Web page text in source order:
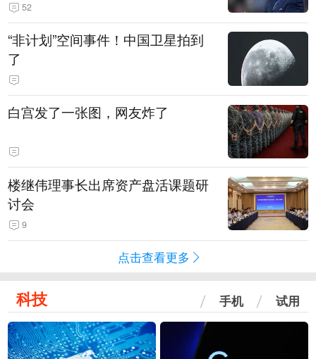
52
“非计划”空间事件！中国卫星拍到
了
白宫发了一张图，网友炸了
楼继伟理事长出席资产盘活课题研
讨会
9
点击查看更多
科技 手机 试用